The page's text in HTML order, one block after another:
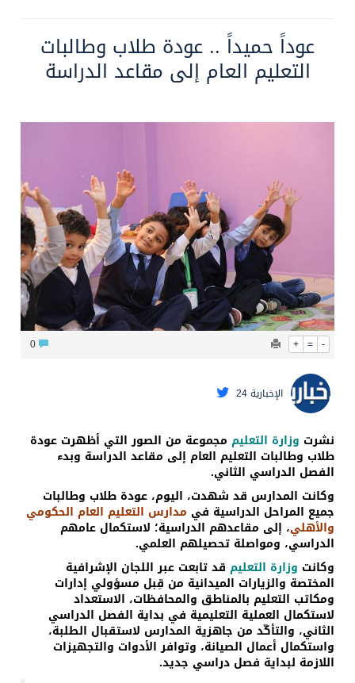
محافظ عفيف يؤدي صلاة عيد الأضحى
عوداً حميداً .. عودة طلاب وطالبات
التعليم العام إلى مقاعد الدراسة
+ = -
الإخبارية 24
نشرت وزارة التعليم مجموعة من الصور التي أظهرت عودة
طلاب وطالبات التعليم العام إلى مقاعد الدراسة وبدء
الفصل الدراسي الثاني.
وكانت المدارس قد شهدت، اليوم، عودة طلاب وطالبات
جميع المراحل الدراسية في مدارس التعليم العام الحكومي
والأهلي، إلى مقاعدهم الدراسية؛ لاستكمال عامهم
الدراسي، ومواصلة تحصيلهم العلمي.
وكانت وزارة التعليم قد تابعت عبر اللجان الإشرافية
المختصة والزيارات الميدانية من قِبل مسؤولي إدارات
ومكاتب التعليم بالمناطق والمحافظات، الاستعداد
لاستكمال العملية التعليمية في بداية الفصل الدراسي
الثاني، والتأكّد من جاهزية المدارس لاستقبال الطلبة،
واستكمال أعمال الصيانة، وتوافر الأدوات والتجهيزات
اللازمة لبداية فصل دراسي جديد.